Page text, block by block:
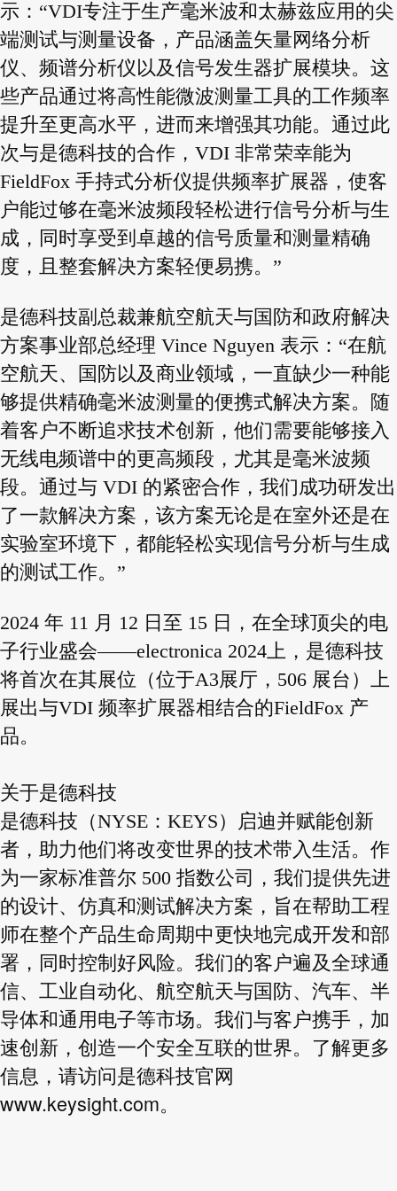
示：“VDI专注于生产毫米波和太赫兹应用的尖
端测试与测量设备，产品涵盖矢量网络分析
仪、频谱分析仪以及信号发生器扩展模块。这
些产品通过将高性能微波测量工具的工作频率
提升至更高水平，进而来增强其功能。通过此
次与是德科技的合作，VDI 非常荣幸能为
FieldFox 手持式分析仪提供频率扩展器，使客
户能过够在毫米波频段轻松进行信号分析与生
成，同时享受到卓越的信号质量和测量精确
度，且整套解决方案轻便易携。”
是德科技副总裁兼航空航天与国防和政府解决
方案事业部总经理 Vince Nguyen 表示：“在航
空航天、国防以及商业领域，一直缺少一种能
够提供精确毫米波测量的便携式解决方案。随
着客户不断追求技术创新，他们需要能够接入
无线电频谱中的更高频段，尤其是毫米波频
段。通过与 VDI 的紧密合作，我们成功研发出
了一款解决方案，该方案无论是在室外还是在
实验室环境下，都能轻松实现信号分析与生成
的测试工作。”
2024 年 11 月 12 日至 15 日，在全球顶尖的电
子行业盛会——electronica 2024上，是德科技
将首次在其展位（位于A3展厅，506 展台）上
展出与VDI 频率扩展器相结合的FieldFox 产
品。
关于是德科技
是德科技（NYSE：KEYS）启迪并赋能创新
者，助力他们将改变世界的技术带入生活。作
为一家标准普尔 500 指数公司，我们提供先进
的设计、仿真和测试解决方案，旨在帮助工程
师在整个产品生命周期中更快地完成开发和部
署，同时控制好风险。我们的客户遍及全球通
信、工业自动化、航空航天与国防、汽车、半
导体和通用电子等市场。我们与客户携手，加
速创新，创造一个安全互联的世界。了解更多
信息，请访问是德科技官网
www.keysight.com。